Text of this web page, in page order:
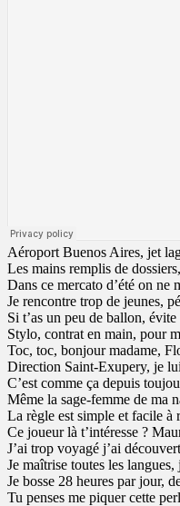
Aéroport Buenos Aires, jet
Les mains remplis de
Dans ce mercato d’été on ne
Je rencontre trop de jeunes,
Si t’as un peu de ballon,
Stylo, contrat en main, pour
Toc, toc, bonjour madame,
Direction Saint-Exupery, je
C’est comme ça depuis
Même la sage-femme de ma
La règle est simple et facile à
Ce joueur là t’intéresse ?
J’ai trop voyagé j’ai
Je maîtrise toutes les
Je bosse 28 heures par jour,
Tu penses me piquer cette